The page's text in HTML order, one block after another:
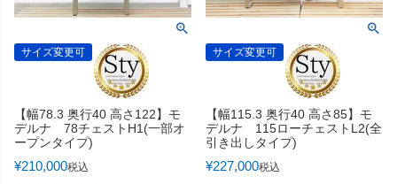
サイズ変更可
【幅78.3 奥行40 高さ122】モ
デルナ 78チェストH1(一部オ
ープンタイプ)
¥210,000税込
サイズ変更可
【幅115.3 奥行40 高さ85】モ
デルナ 115ローチェストL2(全
引き出しタイプ)
¥227,000税込